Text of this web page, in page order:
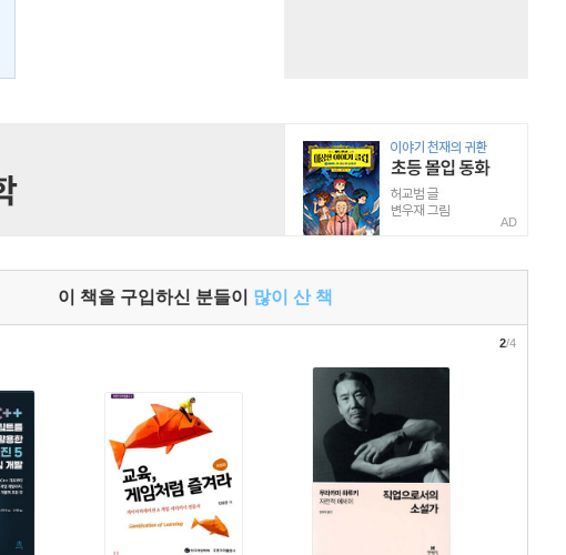
AD
이 책을 구입하신 분들이 많이 산 책
2/4